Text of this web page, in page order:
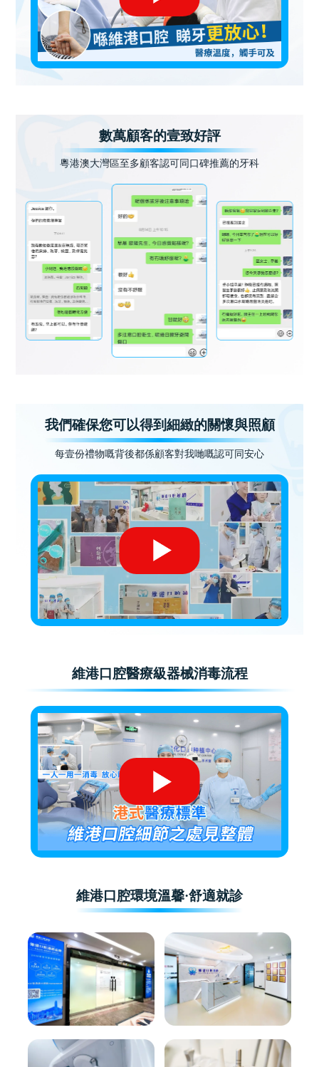
數萬顧客的壹致好評
粵港澳大灣區至多顧客認可同口碑推薦的牙科
我們確保您可以得到細緻的關懷與照顧
每壹份禮物嘅背後都係顧客對我哋嘅認可同安心
維港口腔醫療級器械消毒流程
維港口腔環境溫馨·舒適就診